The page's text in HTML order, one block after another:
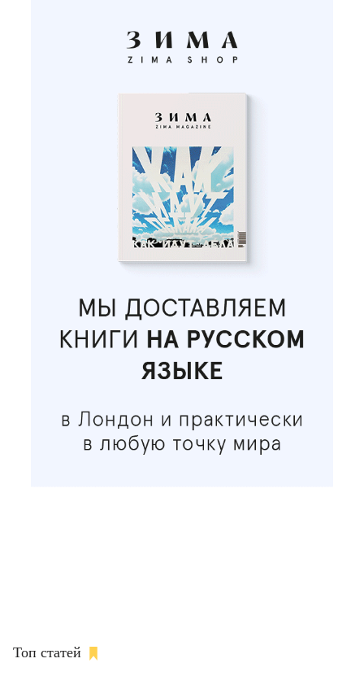
Топ статей